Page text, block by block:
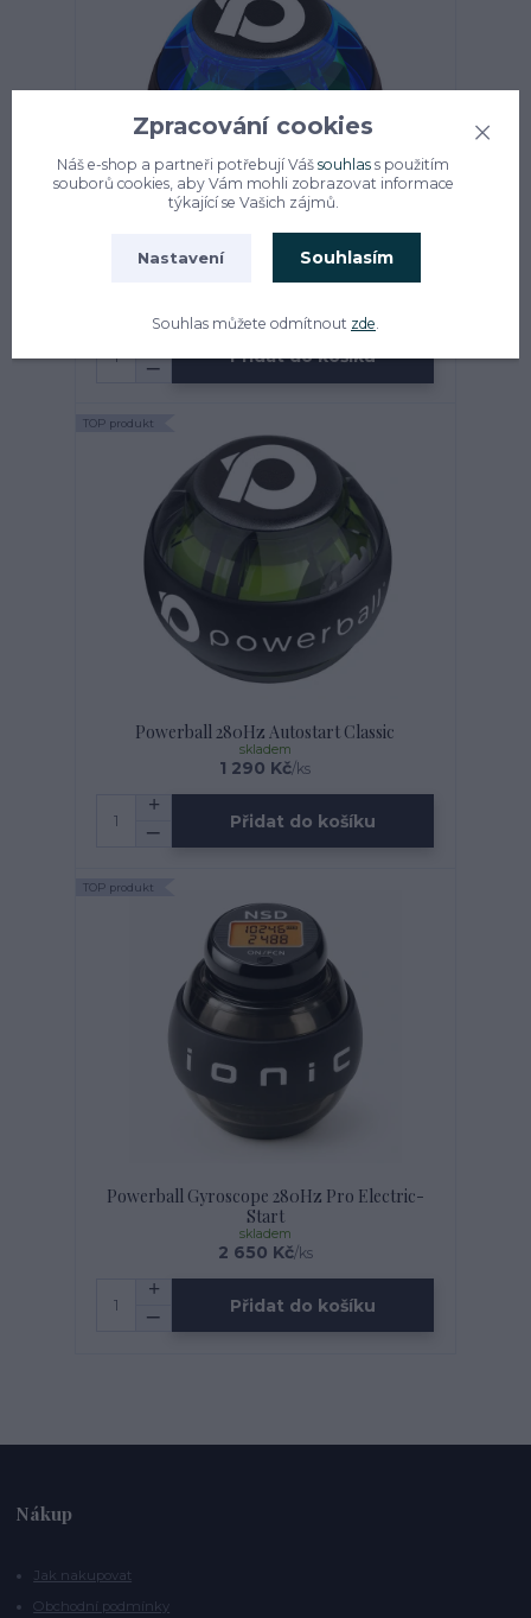
Powerball 280Hz Classic Blue
skladem
Přidat do košíku
TOP produkt
Powerball 280Hz Autostart Classic
1 290 Kč/ks
skladem
Přidat do košíku
TOP produkt
Powerball Gyroscope 280Hz Pro Electric-
Start
2 650 Kč/ks
skladem
Přidat do košíku
Nákup
Jak nakupovat
Obchodní podmínky
Zpracování cookies
Náš e-shop a partneři potřebují Vášsouhlas s použitím
souborů cookies, aby Vám mohli zobrazovat informace
týkající se Vašich zájmů.
Nastavení Souhlasím
Souhlas můžete odmítnout zde